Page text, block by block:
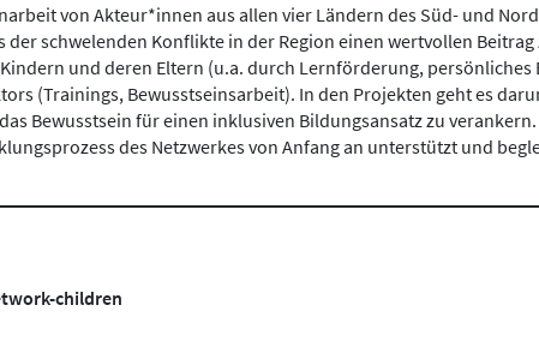
von Akteur*innen aus allen vier Ländern des Süd- und
schwelenden Konflikte in der Region einen wertvollen
und deren Eltern (u.a. durch Lernförderung,
(Trainings, Bewusstseinsarbeit). In den Projekten geht es
Bewusstsein für einen inklusiven Bildungsansatz zu
des Netzwerkes von Anfang an unterstützt und
children